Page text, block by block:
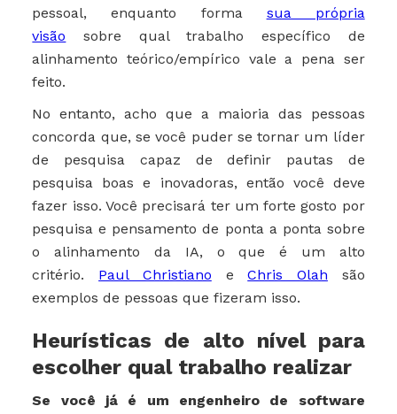
pessoal, enquanto forma sua própria
visão sobre qual trabalho específico de
alinhamento teórico/empírico vale a pena ser
feito.
No entanto, acho que a maioria das pessoas
concorda que, se você puder se tornar um líder
de pesquisa capaz de definir pautas de
pesquisa boas e inovadoras, então você deve
fazer isso. Você precisará ter um forte gosto por
pesquisa e pensamento de ponta a ponta sobre
o alinhamento da IA, o que é um alto
critério. Paul Christiano eChris Olah são
exemplos de pessoas que fizeram isso.
Heurísticas de alto nível para
escolher qual trabalho realizar
Se você já é um engenheiro de software